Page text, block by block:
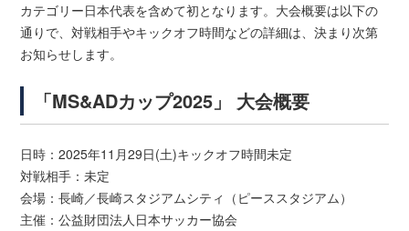
カテゴリー日本代表を含めて初となります。大会概要は以下の
通りで、対戦相手やキックオフ時間などの詳細は、決まり次第
お知らせします。
「MS&ADカップ2025」 大会概要
日時：2025年11月29日(土)キックオフ時間未定
対戦相手：未定
会場：長崎／長崎スタジアムシティ（ピーススタジアム）
主催：公益財団法人日本サッカー協会